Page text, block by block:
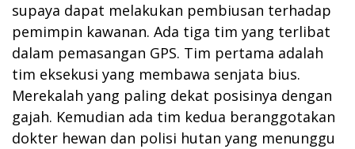
supaya dapat melakukan pembiusan terhadap
pemimpin kawanan. Ada tiga tim yang terlibat
dalam pemasangan GPS. Tim pertama adalah
tim eksekusi yang membawa senjata bius.
Merekalah yang paling dekat posisinya dengan
gajah. Kemudian ada tim kedua beranggotakan
dokter hewan dan polisi hutan yang menunggu